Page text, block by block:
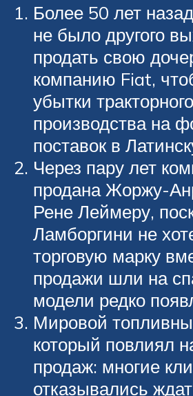
Более 50 лет
не было другого
продать свою
компанию Fiat,
убытки тракторного
производства на
поставок в
Через пару лет
продана Жоржу-
Рене Леймеру,
Ламборгини не
торговую марку
продажи шли на
модели редко
Мировой
который повлиял
продаж: многие
отказывались